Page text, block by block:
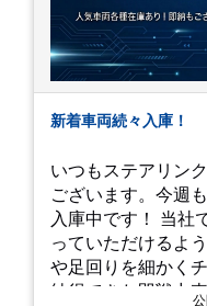
新着車両続々入庫！
いつもステアリン
ございます。今週
入庫中です！ 当社では、お客様に長く安心して乗
っていただけるよ
や足回りを細かく
納得できた即戦力